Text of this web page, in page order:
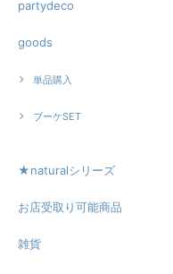
partydeco
goods
単品購入
ブーケSET
★naturalシリーズ
お店受取り可能商品
雑貨